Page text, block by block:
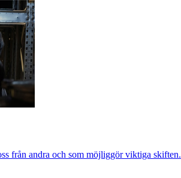
från andra och som möjliggör viktiga skiften.